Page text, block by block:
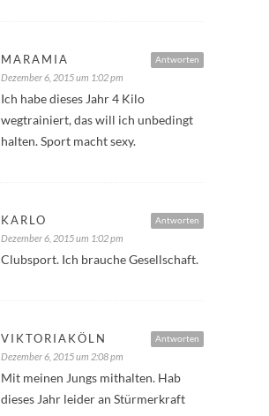
Antworten
MARAMIA
Dezember 6, 2015 um 1:02 pm
Ich habe dieses Jahr 4 Kilo
wegtrainiert, das will ich unbedingt
halten. Sport macht sexy.
Antworten
KARLO
Dezember 6, 2015 um 1:02 pm
Clubsport. Ich brauche Gesellschaft.
Antworten
VIKTORIAKÖLN
Dezember 6, 2015 um 2:08 pm
Mit meinen Jungs mithalten. Hab
dieses Jahr leider an Stürmerkraft